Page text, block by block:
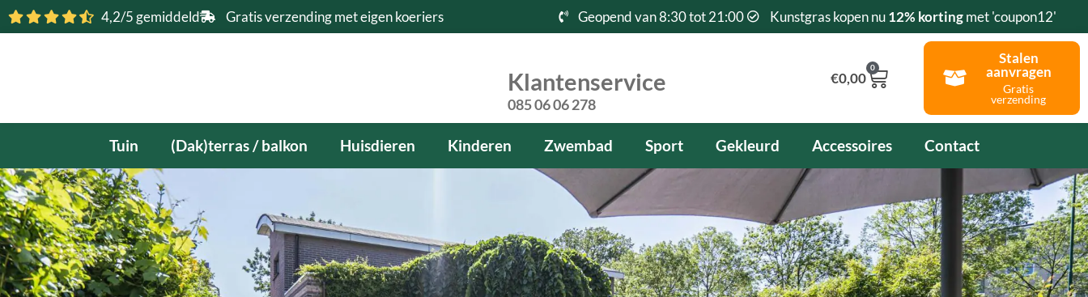
Ga
naar
4,2/5 gemiddeld Gratis verzending met eigen koeriers Geopend van 8:30 tot 21:00 Kunstgras kopen nu12% kortingmet 'coupon12'
Klantenservice
085 06 06 278
€0,00
0
Winkelwagen
Stalen
aanvragen
Gratis
verzending
Tuin (Dak)terras / balkon Huisdieren Kinderen Zwembad Sport Gekleurd Accessoires Contact